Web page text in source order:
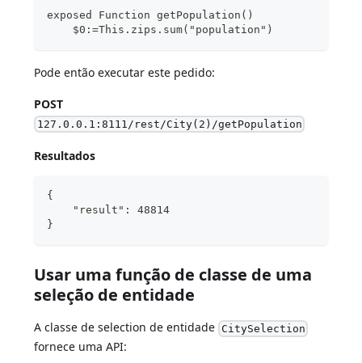
exposed Function getPopulation()
    $0:=This.zips.sum("population")
Pode então executar este pedido:
POST
127.0.0.1:8111/rest/City(2)/getPopulation
Resultados
{
    "result": 48814
}
Usar uma função de classe de uma
seleção de entidade
A classe de selection de entidade CitySelection
fornece uma API: